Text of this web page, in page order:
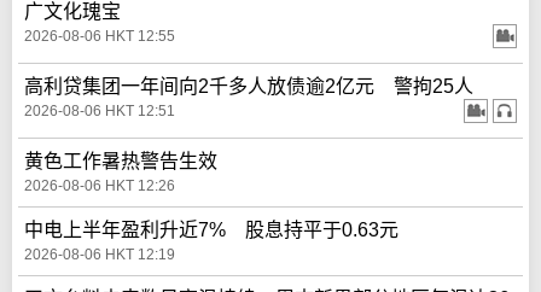
广文化瑰宝
2026-08-06 HKT 12:55
高利贷集团一年间向2千多人放债逾2亿元 警拘25人
2026-08-06 HKT 12:51
黄色工作暑热警告生效
2026-08-06 HKT 12:26
中电上半年盈利升近7% 股息持平于0.63元
2026-08-06 HKT 12:19